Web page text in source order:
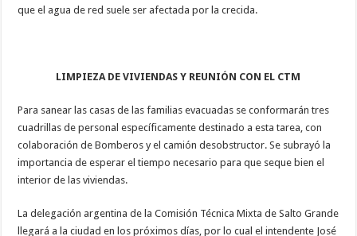
que el agua de red suele ser afectada por la crecida.
LIMPIEZA DE VIVIENDAS Y REUNIÓN CON EL CTM
Para sanear las casas de las familias evacuadas se conformarán tres
cuadrillas de personal específicamente destinado a esta tarea, con
colaboración de Bomberos y el camión desobstructor. Se subrayó la
importancia de esperar el tiempo necesario para que seque bien el
interior de las viviendas.
La delegación argentina de la Comisión Técnica Mixta de Salto Grande
llegará a la ciudad en los próximos días, por lo cual el intendente José